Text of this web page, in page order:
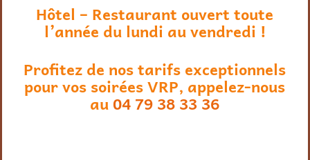
Hôtel – Restaurant ouvert toute
l’année du lundi au vendredi !
Profitez de nos tarifs exceptionnels
pour vos soirées VRP, appelez-nous
au04 79 38 33 36